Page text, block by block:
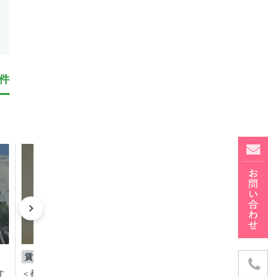
賃貸
＜都心×フル＞ メゾン・ド・エビ
成約済
＜準備万端！＞ メゾ